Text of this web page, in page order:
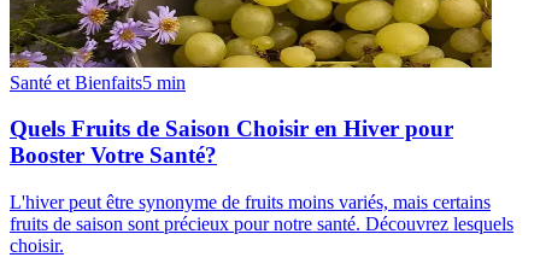
Santé et Bienfaits5 min
Quels Fruits de Saison Choisir en Hiver pour
Booster Votre Santé?
L'hiver peut être synonyme de fruits moins variés, mais certains
fruits de saison sont précieux pour notre santé. Découvrez lesquels
choisir.